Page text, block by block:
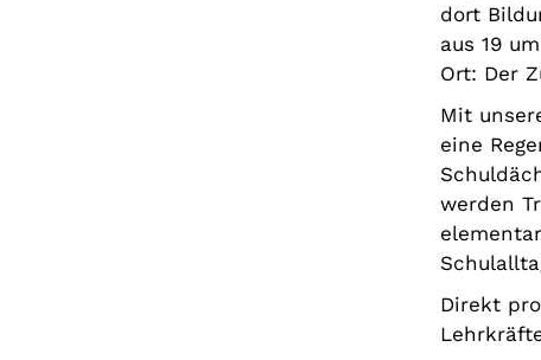
dort
aus 19
Ort: Der
Mit
eine
werden
Direkt